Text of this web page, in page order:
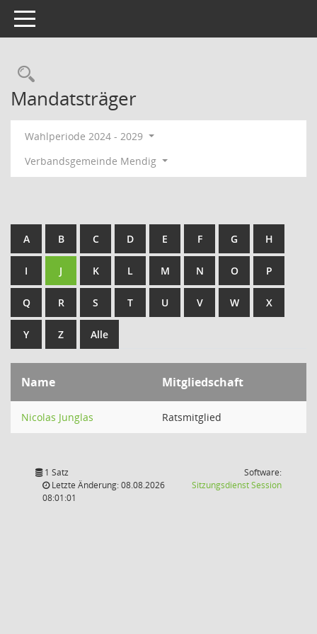
Toggle navigation
Rechercheauswahl
Mandatsträger
Wahlperiode 2024 - 2029
Verbandsgemeinde Mendig
A B C D E F G H
I J K L M N O P
Q R S T U V W X
Y Z Alle
Name Mitgliedschaft
Nicolas Junglas Ratsmitglied
1 Satz
Letzte Änderung: 08.08.2026
08:01:01
Software:
SitzungsdienstSession(Wird in